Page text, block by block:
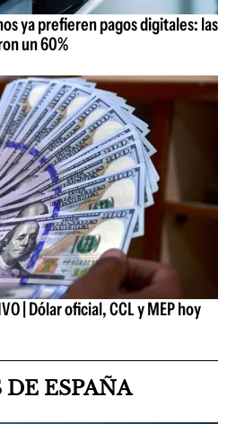
ya prefieren pagos digitales: las
un 60%
| Dólar oficial, CCL y MEP hoy
ESPAÑA